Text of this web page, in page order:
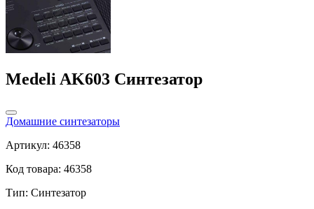
Medeli AK603 Синтезатор
Домашние синтезаторы
Артикул: 46358
Код товара: 46358
Тип: Синтезатор